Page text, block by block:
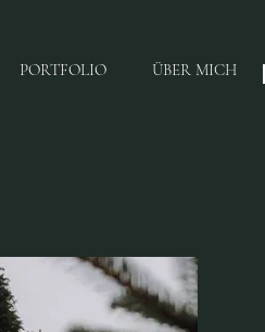
PORTFOLIO ÜBER MICH